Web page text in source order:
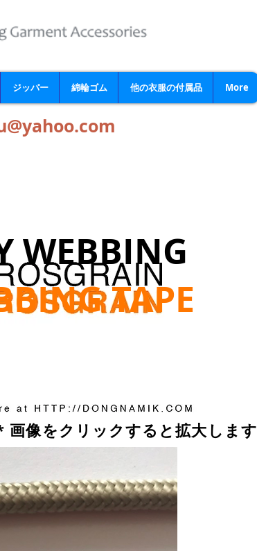
ジッパー 綿輪ゴム 他の衣服の付属品 More
WEBBING
TAPE
画像をクリックすると拡大します